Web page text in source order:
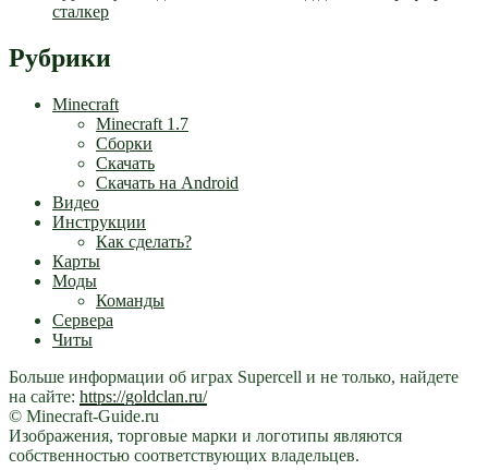
сталкер
Рубрики
Minecraft
Minecraft 1.7
Сборки
Скачать
Скачать на Android
Видео
Инструкции
Как сделать?
Карты
Моды
Команды
Сервера
Читы
Больше информации об играх Supercell и не только, найдете
на сайте: https://goldclan.ru/
© Minecraft-Guide.ru
Изображения, торговые марки и логотипы являются
собственностью соответствующих владельцев.